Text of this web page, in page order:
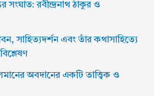
সংঘাত: রবীন্দ্রনাথ ঠাকুর ও
সাহিত্যদর্শন এবং তাঁর কথাসাহিত্যে
অবদানের একটি তাত্ত্বিক ও